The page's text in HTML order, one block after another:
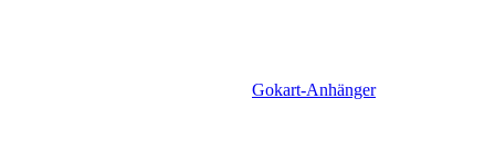
Gokart-Anhänger